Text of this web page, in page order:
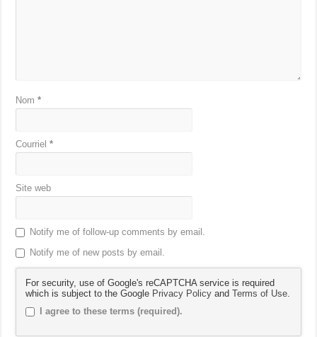
Nom*
Courriel*
Site web
Notify me of follow-up comments by email.
Notify me of new posts by email.
For security, use of Google's reCAPTCHA service is required
which is subject to the Google Privacy Policy andTerms of Use
I agree to these terms (required).